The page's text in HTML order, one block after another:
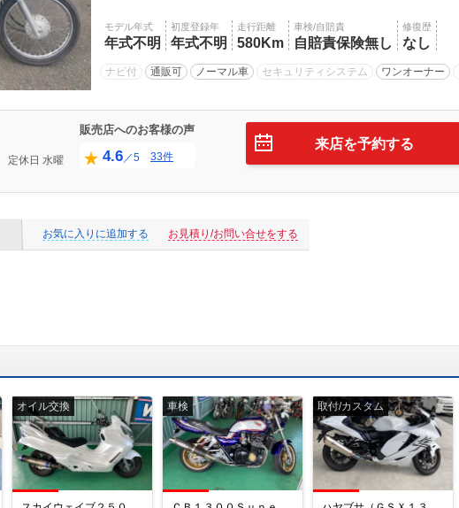
モデル年式
年式不明
初度登録年
年式不明
走行距離
580Km
車検/自賠責
自賠責保険無し
修復歴
なし
ナビ付 通販可 ノーマル車 セキュリティシステム ワンオーナー
定休日 水曜
販売店へのお客様の声
4.6／5 33件
来店を予約する
お気に入りに追加する お見積り/お問い合せをする
オイル交換 車検 取付/カスタム